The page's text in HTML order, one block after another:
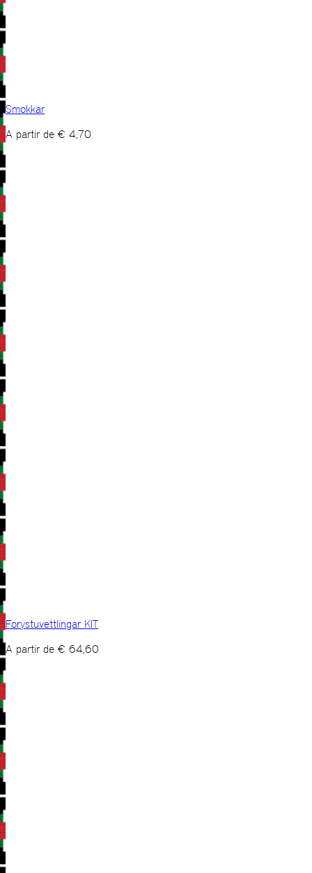
Smokkar
A partir de € 4,70
Forystuvettlingar KIT
A partir de € 64,60